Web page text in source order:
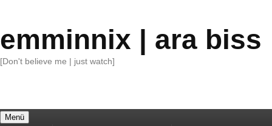
emminnix | ara biss
[Don't believe me | just watch]
Menü